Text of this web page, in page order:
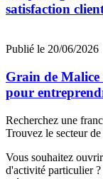
satisfaction
Publié le 20/06/2026
Grain de Malice
pour
Recherchez une
Trouvez le secteur
Vous souhaitez
d'activité particulier ?